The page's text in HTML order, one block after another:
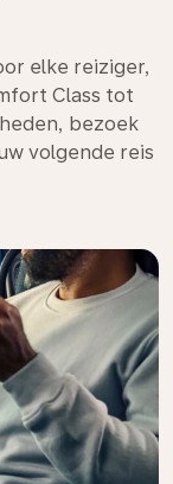
elke reiziger,
Class tot
bezoek
volgende reis